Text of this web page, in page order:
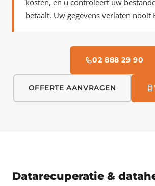
kosten, en u controleert uw
betaalt. Uw gegevens verlaten nooit
02 888 29 90
OFFERTE AANVRAGEN
Datarecuperatie &